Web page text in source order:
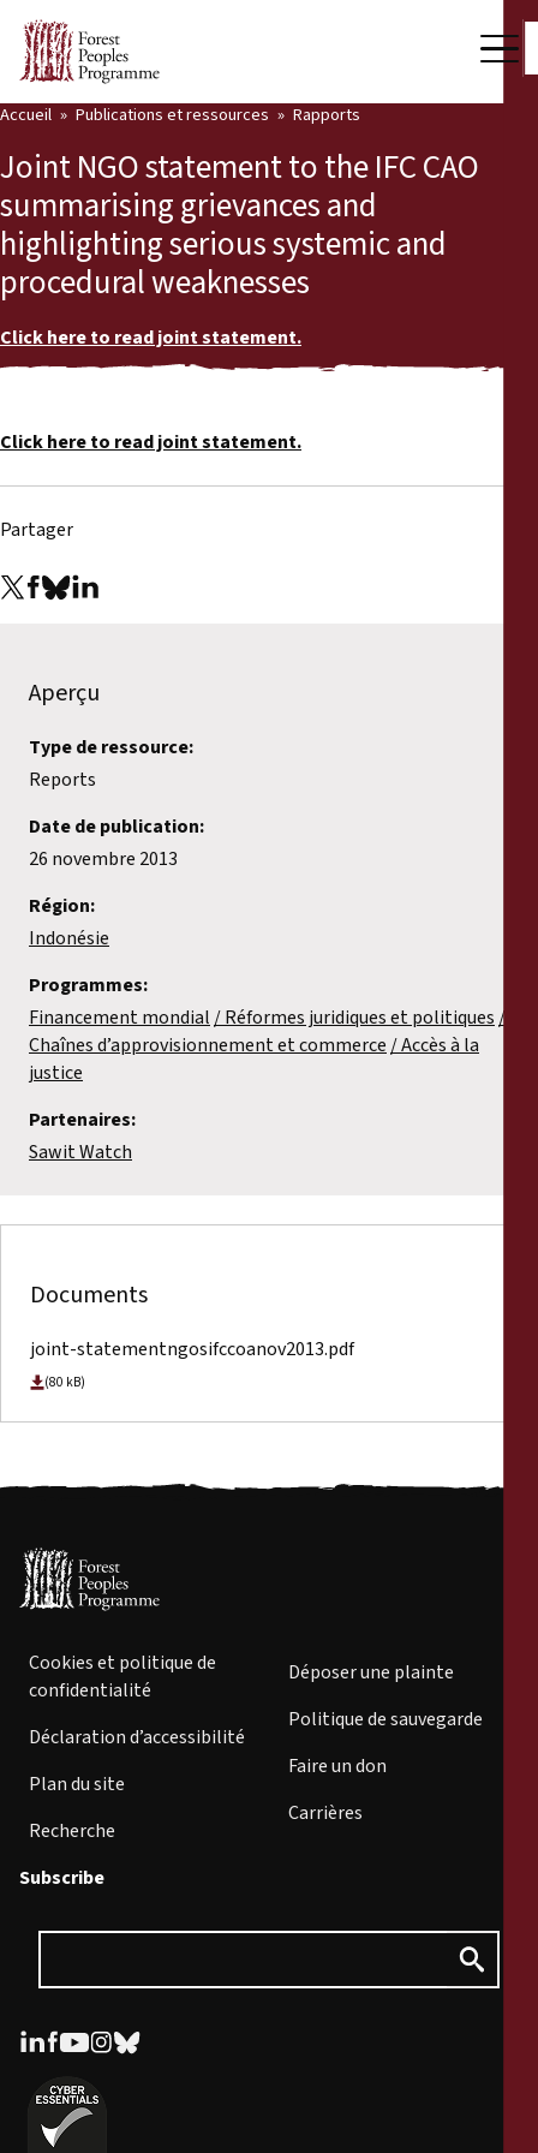
Notre travail
Voix des communautés
Partenaires et Pays
Dernières actualités
Publications et ressources
Back
Actualités
Rapports
Matériel de formation
Documents d'information
Procédures juridiques
Rapports annuels
Accueil Publications et ressources Rapports
Joint NGO statement to the IFC CAO
summarising grievances and
highlighting serious systemic and
procedural weaknesses
Click here to read joint statement.
Click here to read joint statement.
Partager
Aperçu
Type de ressource:
Reports
Date de publication:
26 novembre 2013
Région:
Indonésie
Programmes:
Financement mondial
Réformes juridiques et politiques
Chaînes d’approvisionnement et commerce Accès à la
justice
Partenaires:
Sawit Watch
Documents
joint-statementngosifccoanov2013.pdf
(80 kB)
Cookies et politique de
confidentialité
Déclaration d’accessibilité
Plan du site
Recherche
Déposer une plainte
Politique de sauvegarde
Faire un don
Carrières
Subscribe